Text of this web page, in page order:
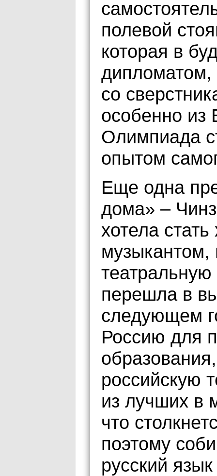
полевой
которая в
дипломатом,
со
особенно из
Олимпиада
опытом
Еще одна
дома» –
хотела
музыкантом,
перешла в
следующем
Россию для
российскую
из лучших в
что
поэтому
русский